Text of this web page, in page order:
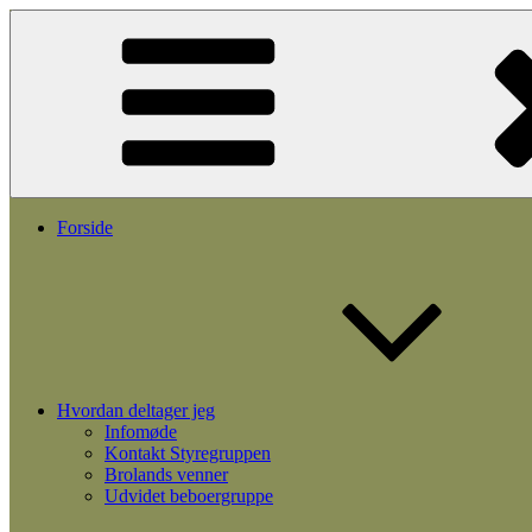
Videre
Forside
Hvordan deltager jeg
Infomøde
Kontakt Styregruppen
Brolands venner
Udvidet beboergruppe